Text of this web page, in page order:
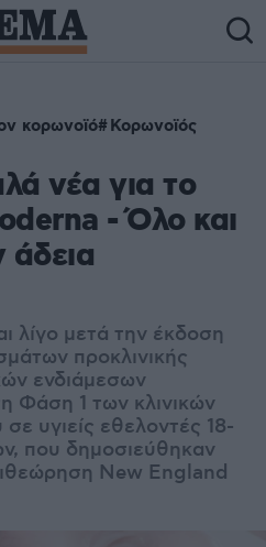
κορωνοϊό Κορωνοϊός
νέα για το
- Όλο και
άδεια
λίγο μετά την έκδοση
προκλινικής
ενδιάμεσων
Φάση 1 των κλινικών
υγιείς εθελοντές 18-
που δημοσιεύθηκαν
New England